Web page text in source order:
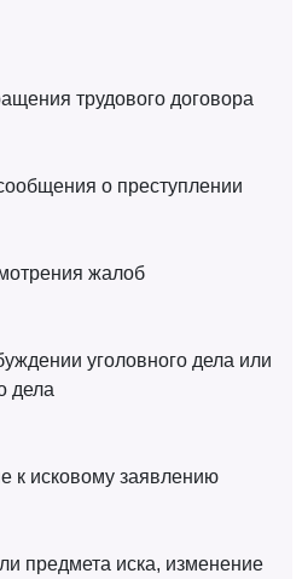
трудового договора
о преступлении
жалоб
уголовного дела или
дела
к исковому заявлению
предмета иска, изменение